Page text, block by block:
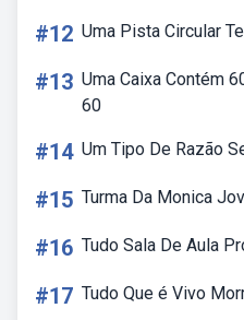
#12 Uma Pista Circular
#13 Uma Caixa Contém
60
#14 Um Tipo De Razão
#15 Turma Da Monica
#16 Tudo Sala De Aula
#17 Tudo Que é Vivo